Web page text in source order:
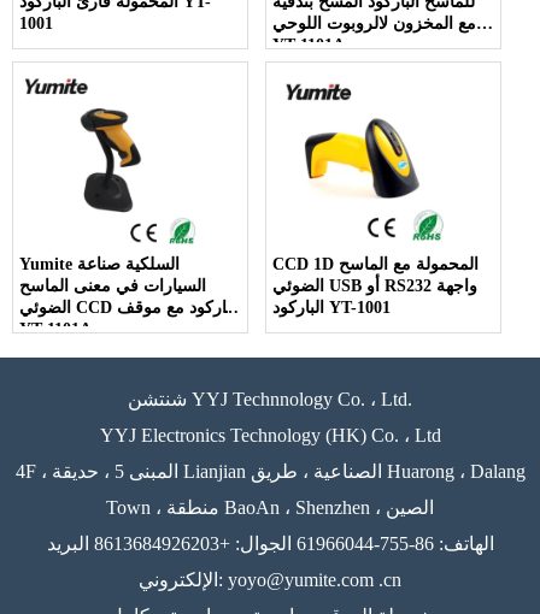
1001
مع المخزون لالروبوت اللوحي
YT-1101A
Yumite السلكية صناعة
السيارات في معنى الماسح
الضوئي CCD الباركود مع موقف
YT-1101A
CCD 1D المحمولة مع الماسح
الضوئي USB أو RS232 واجهة
الباركود YT-1001
شنتشن YYJ Technnology Co. ، Ltd.
YYJ Electronics Technology (HK) Co. ، Ltd
4F ، المبنى 5 ، حديقة Lianjian الصناعية ، طريق Huarong ، Dalang
Town ، منطقة BaoAn ، Shenzhen ، الصين
الهاتف: 86-755-61966044 الجوال: +8613684926203 البريد
الإلكتروني: yoyo@yumite.com .cn